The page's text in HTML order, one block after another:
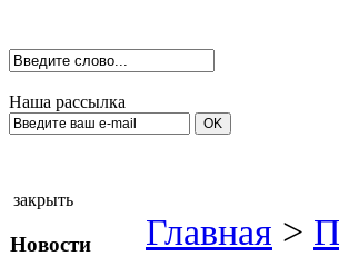
Наша рассылка
закрыть
Новости Главная >